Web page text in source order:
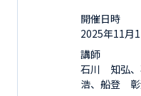
開催日時
2025年11月
講師
石川 知弘
浩、船登